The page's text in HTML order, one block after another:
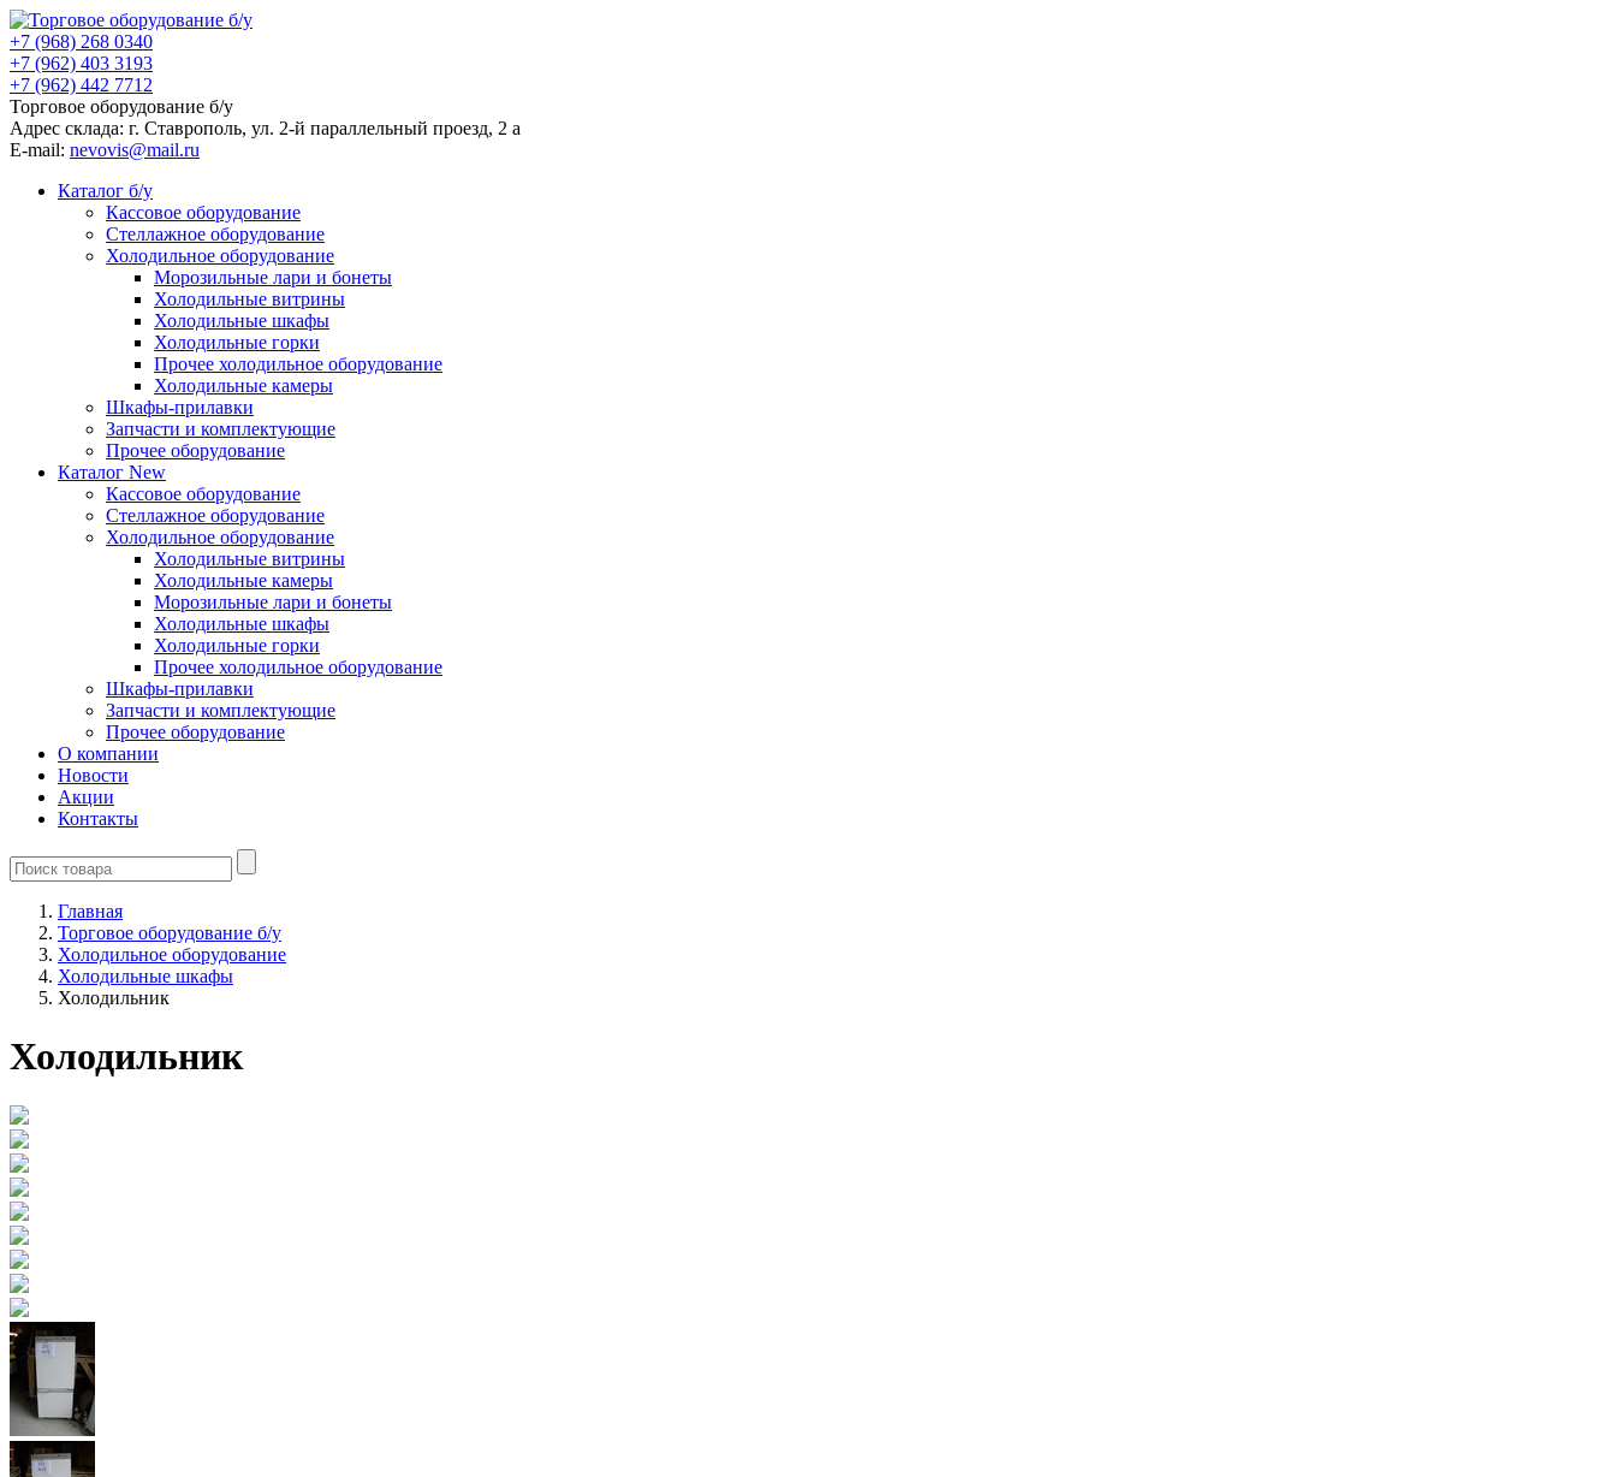
+7 (968) 268 0340
+7 (962) 403 3193
+7 (962) 442 7712
Торговое оборудование б/у
Адрес склада: г. Ставрополь, ул. 2-й параллельный проезд, 2 a
E-mail: nevovis@mail.ru
Каталог б/у
Кассовое оборудование
Стеллажное оборудование
Холодильное оборудование
Морозильные лари и бонеты
Холодильные витрины
Холодильные шкафы
Холодильные горки
Прочее холодильное оборудование
Холодильные камеры
Шкафы-прилавки
Запчасти и комплектующие
Прочее оборудование
Каталог New
Кассовое оборудование
Стеллажное оборудование
Холодильное оборудование
Холодильные витрины
Холодильные камеры
Морозильные лари и бонеты
Холодильные шкафы
Холодильные горки
Прочее холодильное оборудование
Шкафы-прилавки
Запчасти и комплектующие
Прочее оборудование
О компании
Новости
Акции
Контакты
Главная
Торговое оборудование б/у
Холодильное оборудование
Холодильные шкафы
Холодильник
Холодильник